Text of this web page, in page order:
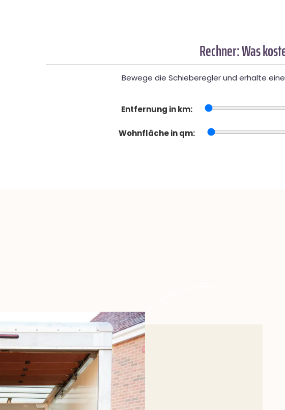
Rechner: Was
Bewege die Schieberegler und erhalte
Entfernung in km:
Wohnfläche in qm: